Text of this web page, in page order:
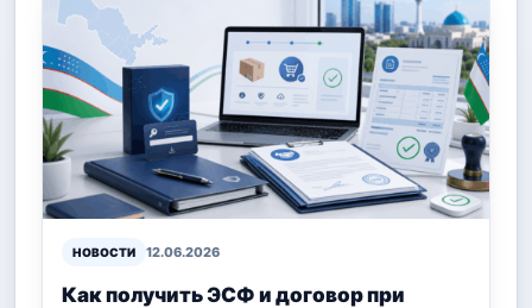
НОВОСТИ 12.06.2026
Как получить ЭСФ и договор при